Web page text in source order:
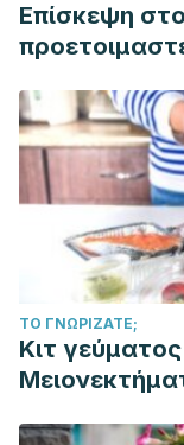
Επίσκεψη
ΤΟ ΓΝΩΡΊΖΑΤΕ;
Κιτ